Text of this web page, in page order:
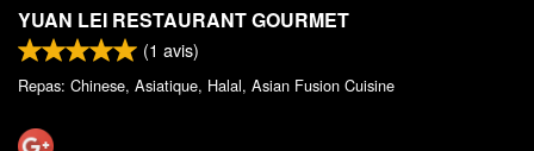
YUAN LEI RESTAURANT GOURMET
(1 avis)
Repas: Chinese, Asiatique, Halal, Asian Fusion Cuisine